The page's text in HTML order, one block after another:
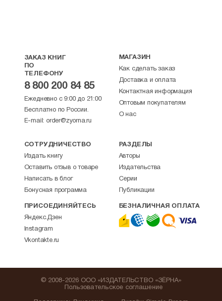
ЗАКАЗ КНИГ
ПО
ТЕЛЕФОНУ
8 800 200 84 85
Ежедневно с 9:00 до 21:00
Бесплатно по России.
E-mail: order@zyorna.ru
МАГАЗИН
Как сделать заказ
Доставка и оплата
Контактная информация
Оптовым покупателям
О нас
СОТРУДНИЧЕСТВО
Издать книгу
Оставить отзыв о товаре
Написать в блог
Бонусная программа
РАЗДЕЛЫ
Авторы
Издательства
Серии
Публикации
ПРИСОЕДИНЯЙТЕСЬ
Яндекс.Дзен
Instagram
Vkontakte.ru
БЕЗНАЛИЧНАЯ ОПЛАТА
© 2008-2026 ООО «ИЗДАТЕЛЬСТВО «ЗЁРНА»
Пользовательское соглашение